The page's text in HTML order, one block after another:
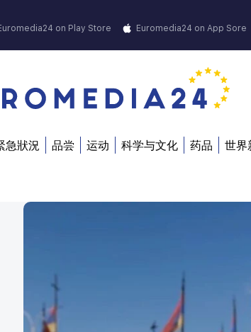
on Play Store Euromedia24 on App Sore
急狀況 品尝 运动 科学与文化 药品 世界